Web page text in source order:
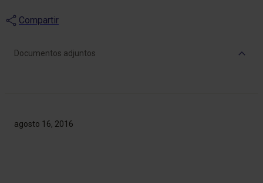
Compartir
agosto 16, 2016
Documentos adjuntos